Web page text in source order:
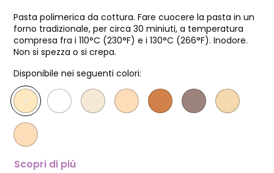
Pasta polimerica da cottura. Fare cuocere la pasta in un
forno tradizionale, per circa 30 miniuti, a temperatura
compresa fra i 110°C (230°F) e i 130°C (266°F). Inodore.
Non si spezza o si crepa.
Disponibile nei seguenti colori:
Scopri di più